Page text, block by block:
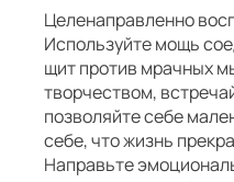
Целенаправленно
Используйте мощь
щит против мрачных
творчеством,
позволяйте себе
себе, что жизнь
Направьте